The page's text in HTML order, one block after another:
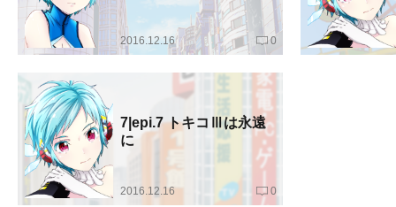
2016.12.16 0
7|epi.7 トキコⅢは永遠
に
2016.12.16 0